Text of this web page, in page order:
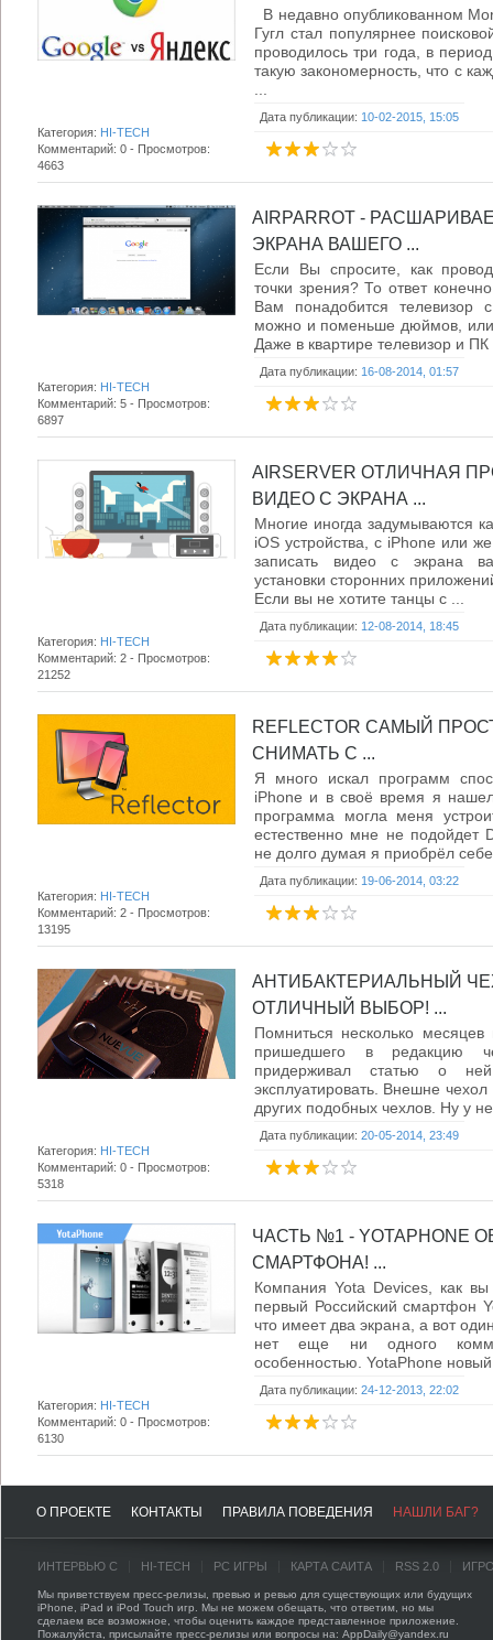
В недавно опубликованном
Гугл стал популярнее
проводилось три года, в
такую закономерность, что с
Дата публикации: 10-02-2015, 15:05
Категория: HI-TECH
Комментарий: 0 - Просмотров:
4663
AIRPARROT -
ЭКРАНА ВАШЕГО ...
Если Вы спросите, как
точки зрения? То ответ
Вам понадобится телевизор
можно и поменьше дюймов, или
Даже в квартире телевизор и ПК
Дата публикации: 16-08-2014, 01:57
Категория: HI-TECH
Комментарий: 5 - Просмотров:
6897
AIRSERVER ОТЛИЧНАЯ
ВИДЕО С ЭКРАНА ...
Многие иногда задумываются
iOS устройства, с iPhone или
записать видео с экрана
установки сторонних
Если вы не хотите танцы с ...
Дата публикации: 12-08-2014, 18:45
Категория: HI-TECH
Комментарий: 2 - Просмотров:
21252
REFLECTOR САМЫЙ
СНИМАТЬ С ...
Я много искал программ
iPhone и в своё время я
программа могла меня
естественно мне не подойдет
не долго думая я приобрёл
Дата публикации: 19-06-2014, 03:22
Категория: HI-TECH
Комментарий: 2 - Просмотров:
13195
АНТИБАКТЕРИАЛЬНЫЙ
ОТЛИЧНЫЙ ВЫБОР! ...
Помниться несколько
пришедшего в редакцию
придерживал статью о
эксплуатировать. Внешне
других подобных чехлов. Ну у
Дата публикации: 20-05-2014, 23:49
Категория: HI-TECH
Комментарий: 0 - Просмотров:
5318
ЧАСТЬ №1 - YOTAPHONE
СМАРТФОНА! ...
Компания Yota Devices, как
первый Российский смартфон
что имеет два экрана, а вот
нет еще ни одного
особенностью. YotaPhone
Дата публикации: 24-12-2013, 22:02
Категория: HI-TECH
Комментарий: 0 - Просмотров:
6130
О ПРОЕКТЕ КОНТАКТЫ ПРАВИЛА ПОВЕДЕНИЯ НАШЛИ БАГ?
ИНТЕРВЬЮ С HI-TECH PC ИГРЫ КАРТА САЙТА RSS 2.0
Мы приветствуем пресс-релизы, превью и ревью для существующих или будущих
iPhone, iPad и iPod Touch игр. Мы не можем обещать, что ответим, но мы
сделаем все возможное, чтобы оценить каждое представленное приложение.
Пожалуйста, присылайте пресс-релизы или вопросы на: AppDaily@yandex.ru